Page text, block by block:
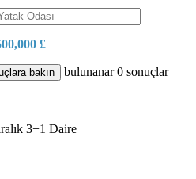
£
bakın bulunanar0 sonuçlar
3+1 Daire